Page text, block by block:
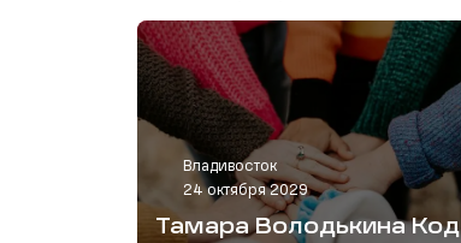
Владивосток
24 октября 2029
Тамара Володькина Код